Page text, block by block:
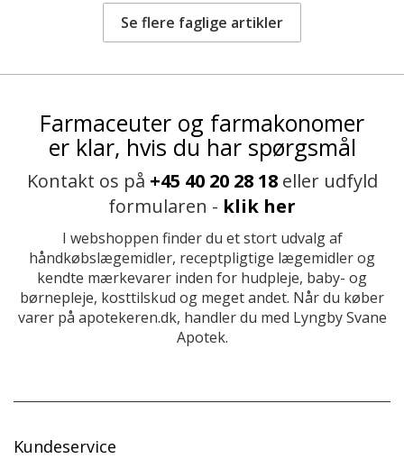
Se flere faglige artikler
Farmaceuter og farmakonomer
er klar, hvis du har spørgsmål
Kontakt os på +45 40 20 28 18eller udfyld
formularen - klik her
I webshoppen finder du et stort udvalg af
håndkøbslægemidler, receptpligtige lægemidler og
kendte mærkevarer inden for hudpleje, baby- og
børnepleje, kosttilskud og meget andet. Når du køber
varer på apotekeren.dk, handler du med Lyngby Svane
Apotek.
Kundeservice